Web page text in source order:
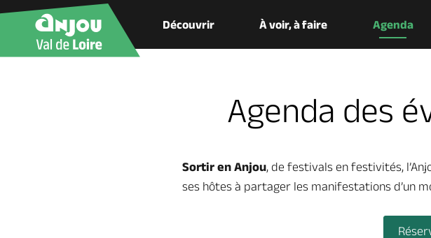
Découvrir À voir, à faire Agenda
Agenda des
Sortir en Anjou, de festivals en festivités,
ses hôtes à partager les manifestations d’un